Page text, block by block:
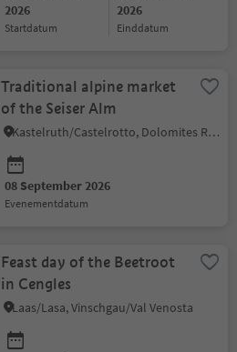
2026
startdatum
2026
einddatum
Traditional alpine market
of the Seiser Alm
Kastelruth/Castelrotto, Dolomites Region Seiser Alm
08 September 2026
evenementdatum
Feast day of the Beetroot
in Cengles
Laas/Lasa, Vinschgau/Val Venosta